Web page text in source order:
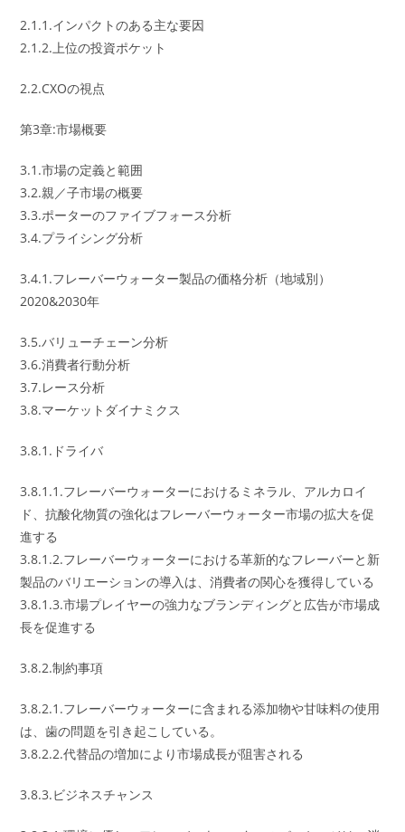
2.1.1.インパクトのある主な要因
2.1.2.上位の投資ポケット
2.2.CXOの視点
第3章:市場概要
3.1.市場の定義と範囲
3.2.親／子市場の概要
3.3.ポーターのファイブフォース分析
3.4.プライシング分析
3.4.1.フレーバーウォーター製品の価格分析（地域別）
2020&2030年
3.5.バリューチェーン分析
3.6.消費者行動分析
3.7.レース分析
3.8.マーケットダイナミクス
3.8.1.ドライバ
3.8.1.1.フレーバーウォーターにおけるミネラル、アルカロイ
ド、抗酸化物質の強化はフレーバーウォーター市場の拡大を促
進する
3.8.1.2.フレーバーウォーターにおける革新的なフレーバーと新
製品のバリエーションの導入は、消費者の関心を獲得している
3.8.1.3.市場プレイヤーの強力なブランディングと広告が市場成
長を促進する
3.8.2.制約事項
3.8.2.1.フレーバーウォーターに含まれる添加物や甘味料の使用
は、歯の問題を引き起こしている。
3.8.2.2.代替品の増加により市場成長が阻害される
3.8.3.ビジネスチャンス